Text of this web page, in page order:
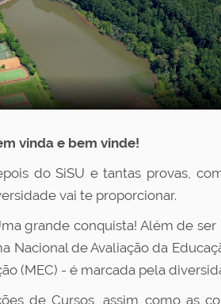
vinda e bem vinde!
do SiSU e tantas provas,
vai te proporcionar.
grande conquista! Além de
de Avaliação da
(MEC) - é marcada pela
de Cursos, assim como as